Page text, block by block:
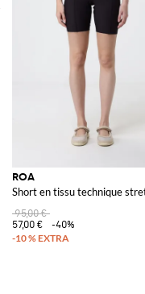
ROA
Short en tissu technique
95,00 €
57,00 €
-40%